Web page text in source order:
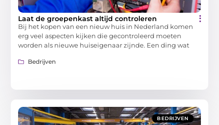
Laat de groepenkast altijd controleren
Bij het kopen van een nieuw huis in Nederland komen
erg veel aspecten kijken die gecontroleerd moeten
worden als nieuwe huiseigenaar zijnde. Een ding wat
Bedrijven
BEDRIJVEN